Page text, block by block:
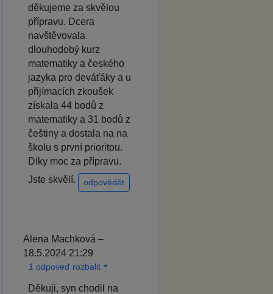
děkujeme za skvělou
přípravu. Dcera
navštěvovala
dlouhodobý kurz
matematiky a českého
jazyka pro deváťáky a u
přijímacích zkoušek
získala 44 bodů z
matematiky a 31 bodů z
češtiny a dostala na na
školu s první prioritou.
Díky moc za přípravu.
Jste skvělí.
odpovědět
Alena Machková –
18.5.2024 21:29
1 odpoveď rozbalit
Děkuji, syn chodil na